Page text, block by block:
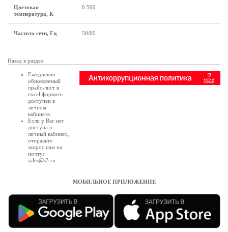
Цветовая
температура, К
6 500
Частота сети, Гц 50/60
Назад в раздел
Ежедневно
обновляемый
прайс-лист в
excel формате
доступен в
личном
кабинете
Если у Вас нет
доступа в
личный кабинет,
отправьте
запрос нам на
почту:
sales@s3.ru
МОБИЛЬНОЕ ПРИЛОЖЕНИЕ